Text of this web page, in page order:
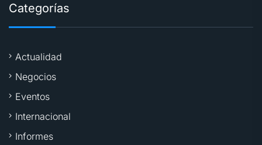
Categorías
Actualidad
Negocios
Eventos
Internacional
Informes